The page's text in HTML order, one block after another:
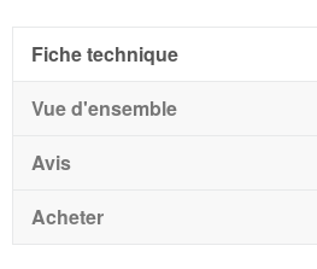
Fiche technique
Vue d'ensemble
Avis
Acheter